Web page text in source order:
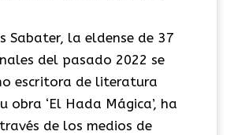
Sabater, la eldense de 37
del pasado 2022 se
escritora de literatura
obra ‘El Hada Mágica’, ha
de los medios de